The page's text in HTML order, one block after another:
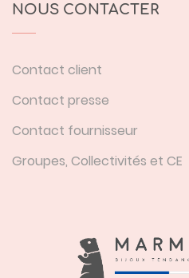
NOUS CONTACTER
Contact client
Contact presse
Contact fournisseur
Groupes, Collectivités et CE